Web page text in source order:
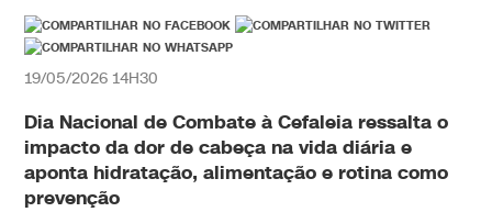
19/05/2026 14H30
Dia Nacional de Combate à Cefaleia ressalta o
impacto da dor de cabeça na vida diária e
aponta hidratação, alimentação e rotina como
prevenção